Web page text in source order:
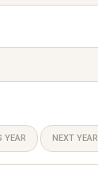
YEAR NEXT YEAR